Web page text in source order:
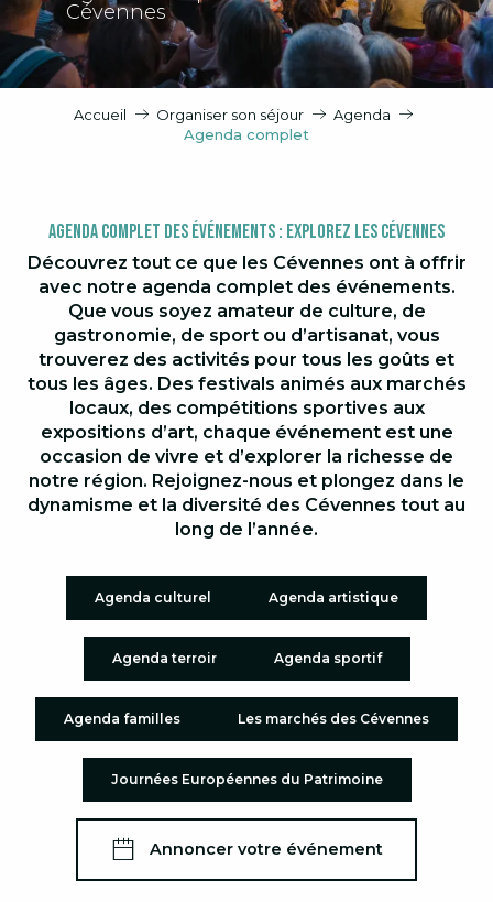
Cévennes
Accueil Organiser son séjour
Agenda
Agenda complet
Agenda Complet des Événements : Explorez les Cévennes
Découvrez tout ce que les Cévennes ont à offrir
avec notre agenda complet des événements.
Que vous soyez amateur de culture, de
gastronomie, de sport ou d’artisanat, vous
trouverez des activités pour tous les goûts et
tous les âges. Des festivals animés aux marchés
locaux, des compétitions sportives aux
expositions d’art, chaque événement est une
occasion de vivre et d’explorer la richesse de
notre région. Rejoignez-nous et plongez dans le
dynamisme et la diversité des Cévennes tout au
long de l’année.
Agenda culturel Agenda artistique
Agenda terroir Agenda sportif
Agenda familles Les marchés des Cévennes
Journées Européennes du Patrimoine
Annoncer votre événement